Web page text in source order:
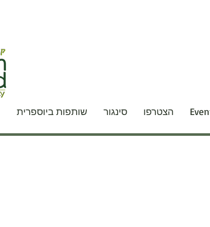
שותפות ביוספרית סינגור הצטרפו